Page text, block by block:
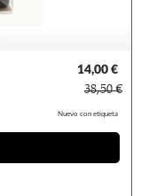
14,00 €
38,50 €
Nuevo con etiqueta